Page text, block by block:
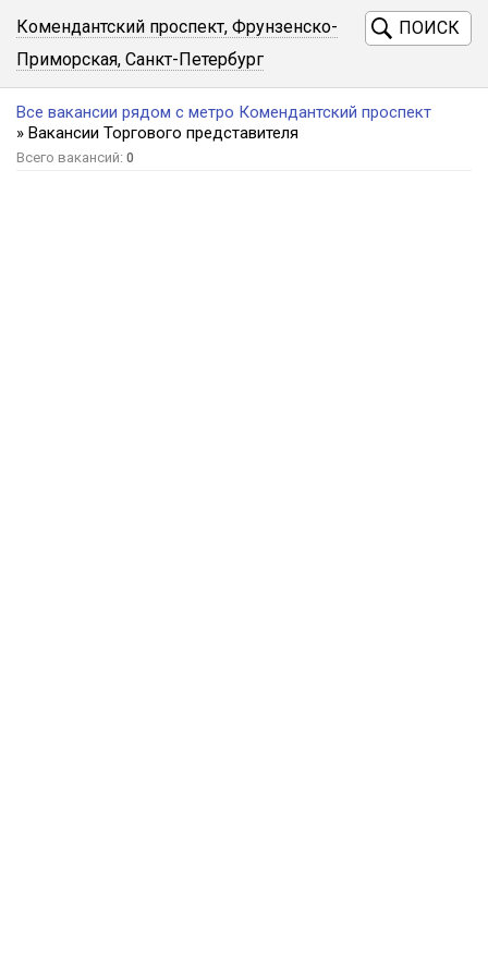
Комендантский проспект, Фрунзенско-
Приморская, Санкт-Петербург
ПОИСК
Все вакансии рядом с метро Комендантский проспект
» Вакансии Торгового представителя
Всего вакансий: 0